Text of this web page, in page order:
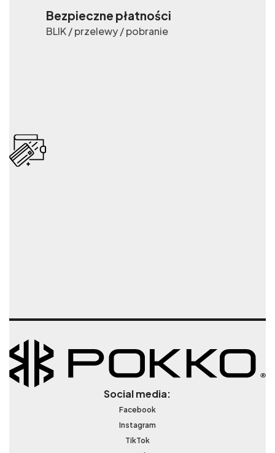
Bezpieczne płatności
BLIK / przelewy / pobranie
Social media:
Facebook
Instagram
TikTok